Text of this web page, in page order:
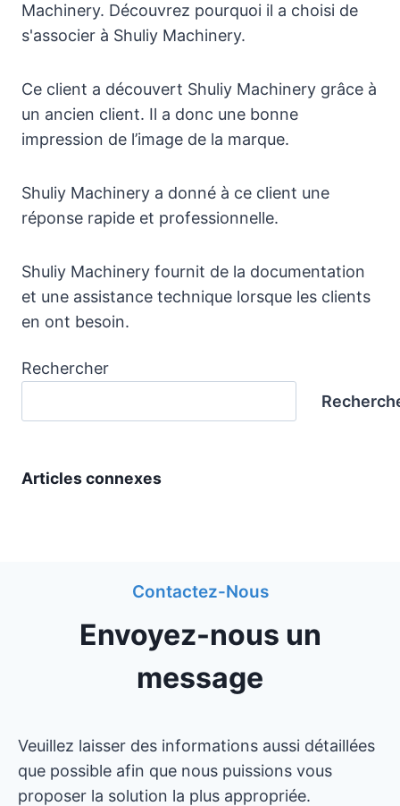
Machinery. Découvrez pourquoi il a choisi de
s'associer à Shuliy Machinery.
Ce client a découvert Shuliy Machinery grâce à
un ancien client. Il a donc une bonne
impression de l’image de la marque.
Shuliy Machinery a donné à ce client une
réponse rapide et professionnelle.
Shuliy Machinery fournit de la documentation
et une assistance technique lorsque les clients
en ont besoin.
Rechercher
Articles connexes
Contactez-Nous
Envoyez-nous un
message
Veuillez laisser des informations aussi détaillées
que possible afin que nous puissions vous
proposer la solution la plus appropriée.